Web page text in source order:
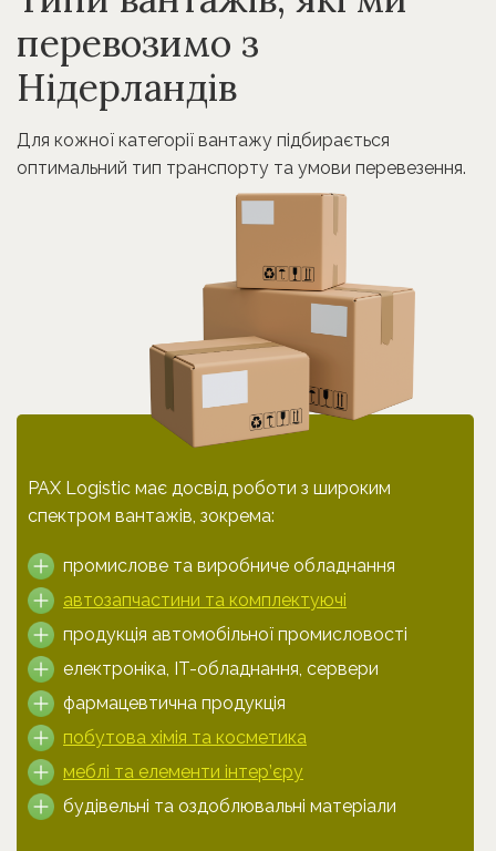
перевозимо з
Нідерландів
Для кожної категорії вантажу підбирається
оптимальний тип транспорту та умови перевезення.
PAX Logistic має досвід роботи з широким
спектром вантажів, зокрема:
промислове та виробниче обладнання
автозапчастини та комплектуючі
продукція автомобільної промисловості
електроніка, IT-обладнання, сервери
фармацевтична продукція
побутова хімія та косметика
меблі та елементи інтер’єру
будівельні та оздоблювальні матеріали